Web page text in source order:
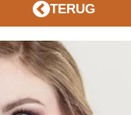
TERUG